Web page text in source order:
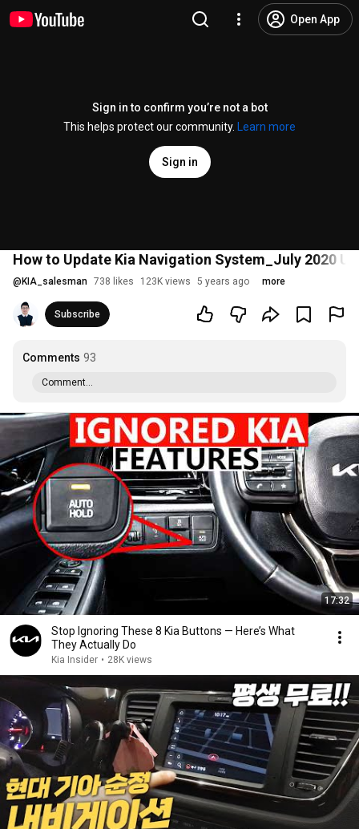
Open App
Sign in to confirm you’re not a bot
This helps protect our community.
Learn more
Sign in
How to Update Kia Navigation System_July 2020
@ KIA_salesman 738 likes 123K views 5 years ago more
Subscribe
Comments 93
Comment...
17:32
Stop Ignoring These 8 Kia Buttons — Here’s What
They Actually Do
Kia Insider • 28K views